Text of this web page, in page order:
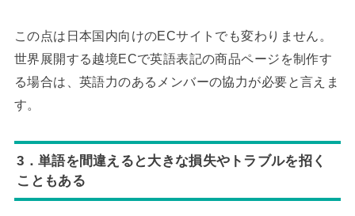
この点は日本国内向けのECサイトでも変わりません。
世界展開する越境ECで英語表記の商品ページを制作す
る場合は、英語力のあるメンバーの協力が必要と言えま
す。
3．単語を間違えると大きな損失やトラブルを招く
こともある